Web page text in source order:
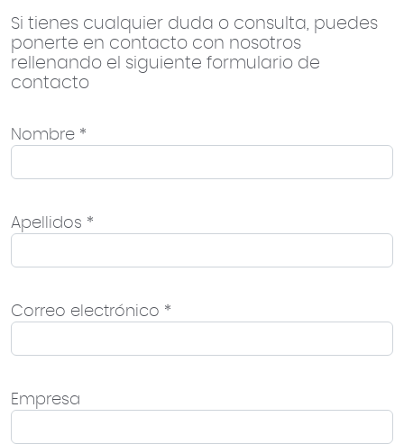
Si tienes cualquier duda o consulta, puedes
ponerte en contacto con nosotros
rellenando el siguiente formulario de
contacto
Nombre *
Apellidos *
Correo electrónico *
Empresa